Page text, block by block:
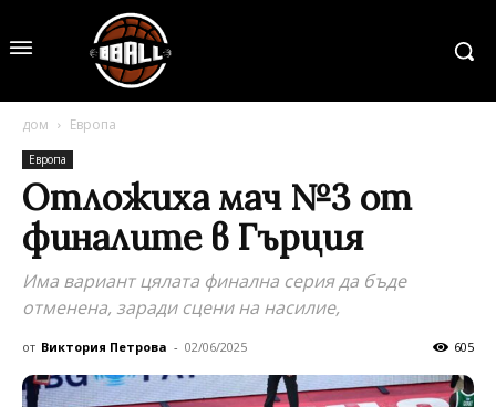
дом Европа
Европа
Отложиха мач №3 от
финалите в Гърция
Има вариант цялата финална серия да бъде
отменена, заради сцени на насилие,
от Виктория Петрова - 02/06/2025 605